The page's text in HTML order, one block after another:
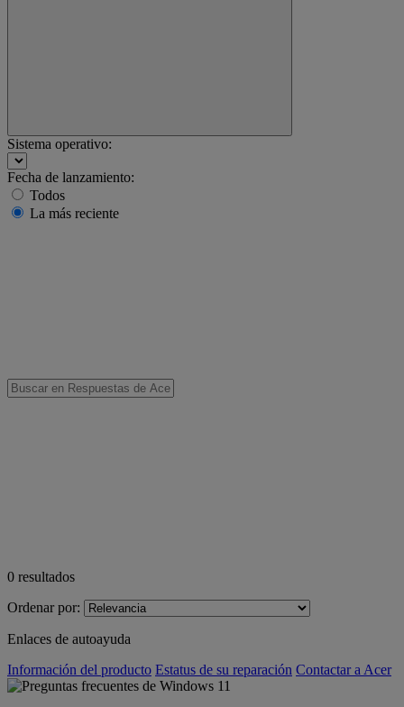
Sistema operativo:
Fecha de lanzamiento:
Todos
La más reciente
0 resultados
Ordenar por:
Enlaces de autoayuda
Información del producto Estatus de su reparación Contactar a Acer